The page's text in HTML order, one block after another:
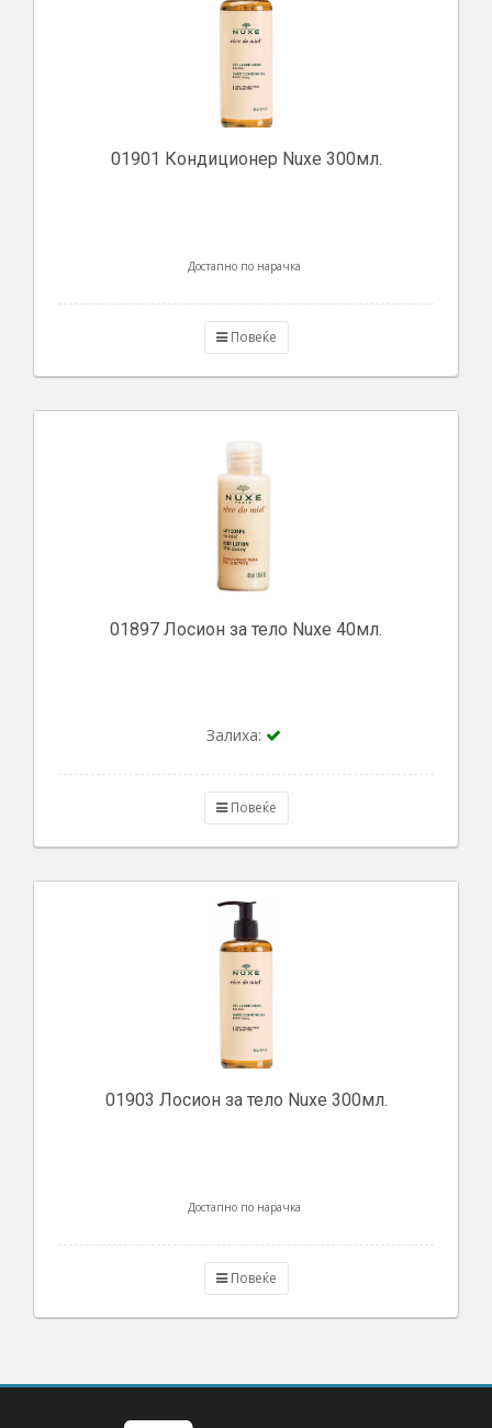
01901 Кондиционер Nuxe 300мл.
Достапно по нарачка
Повеќе
01897 Лосион за тело Nuxe 40мл.
Залиха:
Повеќе
01903 Лосион за тело Nuxe 300мл.
Достапно по нарачка
Повеќе